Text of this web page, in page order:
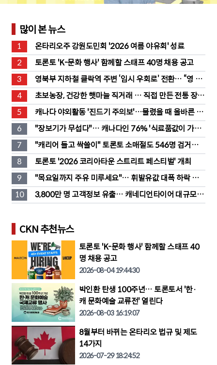
많이 본 뉴스
1
온타리오주 강원도민회 '2026 여름 야유회' 성료
2
토론토 'K-문화 행사' 함께할 스태프 40명 채용 공고
3
영북부 지하철 클락역 주변 ‘임시 우회로’ 전환… “영 스
트리트 바뀐다”
4
초보농장, 건강한 햇마늘 직거래 … 직접 만든 전통 장류
도 판매
5
캐나다 야외활동 '진드기 주의보'…물렸을 때 올바른 대
처법은?
6
"장보기가 무섭다"… 캐나다인 76% '식료품값이 가장
부담'
7
"캐리어 들고 싹쓸이" 토론토 소매절도 546명 검거…
훔친 물건 재유통
8
토론토 '2026 코리아타운 스트리트 페스티벌' 개최
9
"목요일까지 주유 미루세요"… 휘발유값 대폭 하락 예
고
10
3,800만 명 고객정보 유출… 캐네디언타이어 대규모 집
단소송 직면
CKN 추천뉴스
토론토 'K-문화 행사' 함께할 스태프 40
명 채용 공고
2026-08-04 19:44:30
박인환 탄생 100주년… 토론토서 '한·
캐 문화예술 교류전' 열린다
2026-08-03 16:19:07
8월부터 바뀌는 온타리오 법규 및 제도
14가지
2026-07-29 18:24:52